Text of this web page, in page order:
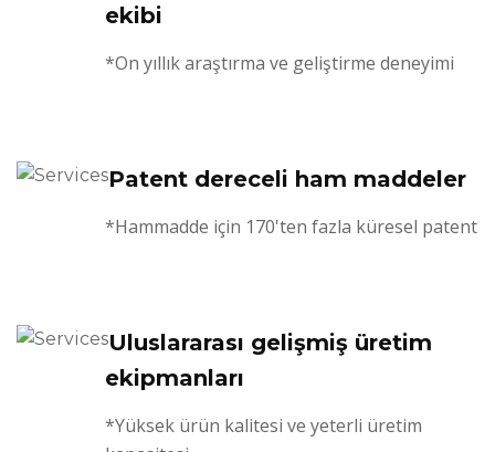
ekibi
*On yıllık araştırma ve geliştirme deneyimi
Patent dereceli ham maddeler
*Hammadde için 170'ten fazla küresel patent
Uluslararası gelişmiş üretim
ekipmanları
*Yüksek ürün kalitesi ve yeterli üretim